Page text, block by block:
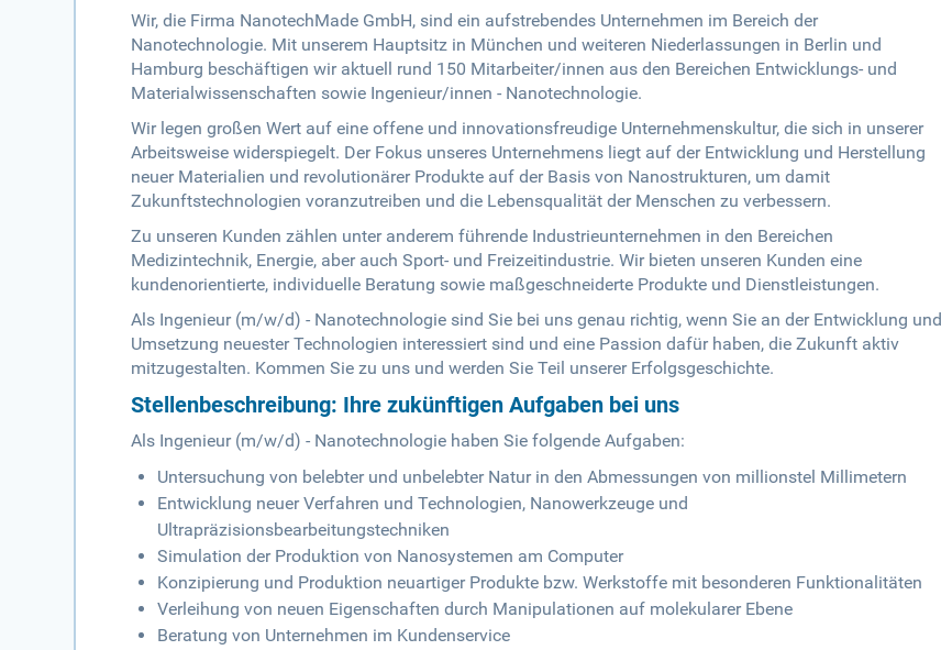
Wir, die Firma NanotechMade GmbH, sind ein aufstrebendes Unternehmen im Bereich der
Nanotechnologie. Mit unserem Hauptsitz in München und weiteren Niederlassungen in Berlin und
Hamburg beschäftigen wir aktuell rund 150 Mitarbeiter/innen aus den Bereichen Entwicklungs- und
Materialwissenschaften sowie Ingenieur/innen - Nanotechnologie.
Wir legen großen Wert auf eine offene und innovationsfreudige Unternehmenskultur, die sich in unserer
Arbeitsweise widerspiegelt. Der Fokus unseres Unternehmens liegt auf der Entwicklung und Herstellung
neuer Materialien und revolutionärer Produkte auf der Basis von Nanostrukturen, um damit
Zukunftstechnologien voranzutreiben und die Lebensqualität der Menschen zu verbessern.
Zu unseren Kunden zählen unter anderem führende Industrieunternehmen in den Bereichen
Medizintechnik, Energie, aber auch Sport- und Freizeitindustrie. Wir bieten unseren Kunden eine
kundenorientierte, individuelle Beratung sowie maßgeschneiderte Produkte und Dienstleistungen.
Als Ingenieur (m/w/d) - Nanotechnologie sind Sie bei uns genau richtig, wenn Sie an der Entwicklung und
Umsetzung neuester Technologien interessiert sind und eine Passion dafür haben, die Zukunft aktiv
mitzugestalten. Kommen Sie zu uns und werden Sie Teil unserer Erfolgsgeschichte.
Stellenbeschreibung: Ihre zukünftigen Aufgaben bei uns
Als Ingenieur (m/w/d) - Nanotechnologie haben Sie folgende Aufgaben:
Untersuchung von belebter und unbelebter Natur in den Abmessungen von millionstel Millimetern
Entwicklung neuer Verfahren und Technologien, Nanowerkzeuge und
Ultrapräzisionsbearbeitungstechniken
Simulation der Produktion von Nanosystemen am Computer
Konzipierung und Produktion neuartiger Produkte bzw. Werkstoffe mit besonderen Funktionalitäten
Verleihung von neuen Eigenschaften durch Manipulationen auf molekularer Ebene
Beratung von Unternehmen im Kundenservice